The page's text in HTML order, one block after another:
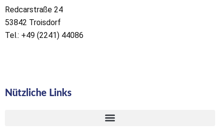
Redcarstraße 24
53842 Troisdorf
Tel.: +49 (2241) 44086
Nützliche Links